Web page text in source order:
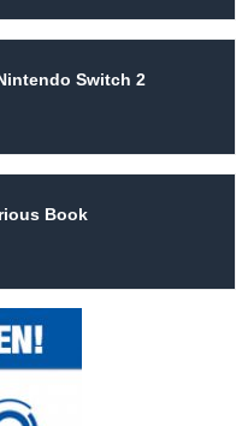
Switch 2
Book